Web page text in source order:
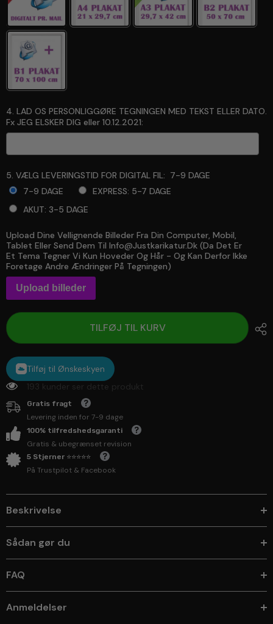
4. LAD OS PERSONLIGGØRE TEGNINGEN MED TEKST ELLER DATO.
Fx JEG ELSKER DIG eller 10.12.2021:
5. VÆLG LEVERINGSTID FOR DIGITAL FIL: 7-9 DAGE
7-9 DAGE
EXPRESS: 5-7 DAGE
AKUT: 3-5 DAGE
Selection will addto the price
Upload Dine Vellignende Billeder Fra Din Computer, Mobil,
Tablet Eller Send Dem Til Info@justkarikatur.dk (da Det Er
Et Tema Tegner Vi Kun Hoveder Og Hår - Og Kan Derfor Ikke
Foretage Andre Ændringer På Tegningen)
Upload billeder
TILFØJ TIL KURV
Tilføj til Ønskeskyen
193 kunder ser dette produkt
Gratis fragt
Levering inden for 7-9 dage
100% tilfredshedsgaranti
Gratis & ubegrænset revision
5 Stjerner ⭐⭐⭐⭐⭐
På Trustpilot & Facebook
Beskrivelse
Sådan gør du
FAQ
Anmeldelser